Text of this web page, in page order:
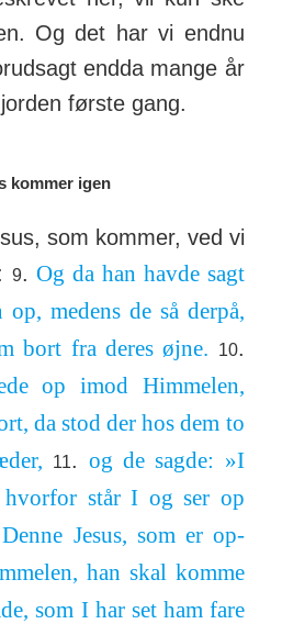
Og det har vi endnu
endda mange år
første gang.
kommer igen
som kommer, ved vi
9.Og da han havde sagt
op, medens de så derpå,
bort fra deres øjne.
10.
op imod Him­melen,
da stod der hos dem to
11.og de sagde: »I
står I og ser op
Jesus, som er op­
han skal komme
som I har set ham fare